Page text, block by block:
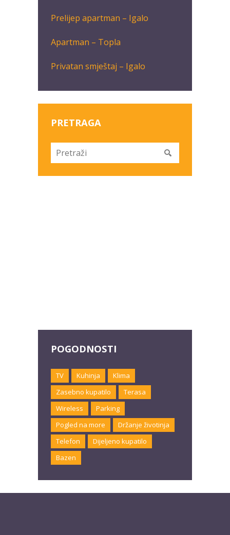
Prelijep apartman – Igalo
Apartman – Topla
Privatan smještaj – Igalo
PRETRAGA
POGODNOSTI
TV Kuhinja
Klima
Zasebno kupatilo
Terasa
Wireless
Parking
Pogled na more
Držanje životinja
Telefon
Dijeljeno kupatilo
Bazen